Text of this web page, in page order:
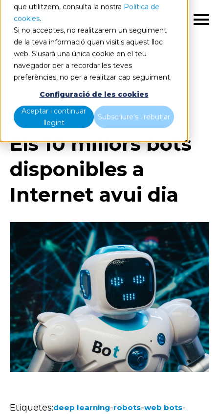
que utilitzem, consulta la nostra Política de
cookies.
Si no acceptes, no realitzarem un seguiment
de la teva informació quan visitis aquest lloc
web. S'usarà una única cookie en el teu
navegador per a recordar les teves
preferències, no per a realitzar cap seguiment.
Configuració de les cookies
Aceptar i continuar
llegint
Subscriure's i rebutjar
Blog Home
Els 10 millors bots
disponibles a
Internet avui dia
Etiquetes:deep learning-robots-web bots-